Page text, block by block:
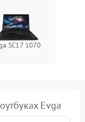
SC17 1070
Evga